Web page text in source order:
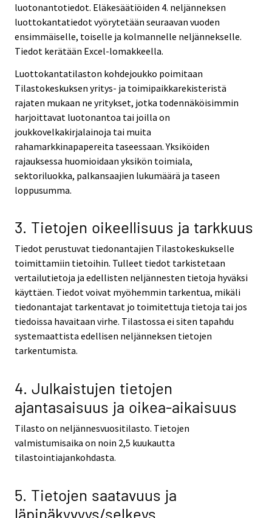
luotonantotiedot. Eläkesäätiöiden 4. neljänneksen
luottokantatiedot vyörytetään seuraavan vuoden
ensimmäiselle, toiselle ja kolmannelle neljännekselle.
Tiedot kerätään Excel-lomakkeella.
Luottokantatilaston kohdejoukko poimitaan
Tilastokeskuksen yritys- ja toimipaikkarekisteristä
rajaten mukaan ne yritykset, jotka todennäköisimmin
harjoittavat luotonantoa tai joilla on
joukkovelkakirjalainoja tai muita
rahamarkkinapapereita taseessaan. Yksiköiden
rajauksessa huomioidaan yksikön toimiala,
sektoriluokka, palkansaajien lukumäärä ja taseen
loppusumma.
3. Tietojen oikeellisuus ja tarkkuus
Tiedot perustuvat tiedonantajien Tilastokeskukselle
toimittamiin tietoihin. Tulleet tiedot tarkistetaan
vertailutietoja ja edellisten neljännesten tietoja hyväksi
käyttäen. Tiedot voivat myöhemmin tarkentua, mikäli
tiedonantajat tarkentavat jo toimitettuja tietoja tai jos
tiedoissa havaitaan virhe. Tilastossa ei siten tapahdu
systemaattista edellisen neljänneksen tietojen
tarkentumista.
4. Julkaistujen tietojen
ajantasaisuus ja oikea-aikaisuus
Tilasto on neljännesvuositilasto. Tietojen
valmistumisaika on noin 2,5 kuukautta
tilastointiajankohdasta.
5. Tietojen saatavuus ja
läpinäkyvyys/selkeys